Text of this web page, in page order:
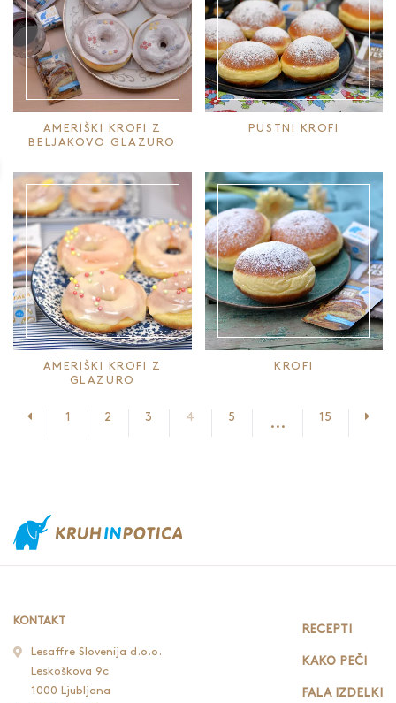
AMERIŠKI KROFI Z
BELJAKOVO GLAZURO
PUSTNI KROFI
AMERIŠKI KROFI Z
GLAZURO
KROFI
Prejšnja stran
1 2 3 4 5 ... 15
KONTAKT
Lesaffre Slovenija d.o.o.
Leskoškova 9c
1000 Ljubljana
RECEPTI
KAKO PEČI
FALA IZDELKI